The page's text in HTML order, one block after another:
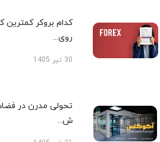
کدام بروکر کمترین
روی...
30 تیر 1405
تحولی مدرن در
ش...